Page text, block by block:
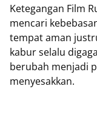
Ketegangan Film
mencari
tempat aman
kabur selalu
berubah menjadi
menyesakkan.